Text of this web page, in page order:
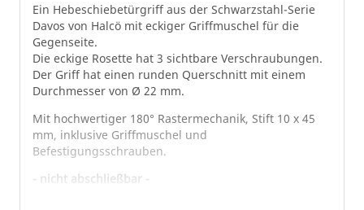
Ein Hebeschiebetürgriff aus der Schwarzstahl-Serie
Davos von Halcö mit eckiger Griffmuschel für die
Gegenseite.
Die eckige Rosette hat 3 sichtbare Verschraubungen.
Der Griff hat einen runden Querschnitt mit einem
Durchmesser von Ø 22 mm.
Mit hochwertiger 180° Rastermechanik, Stift 10 x 45
mm, inklusive Griffmuschel und
Befestigungsschrauben.
- nicht abschließbar -